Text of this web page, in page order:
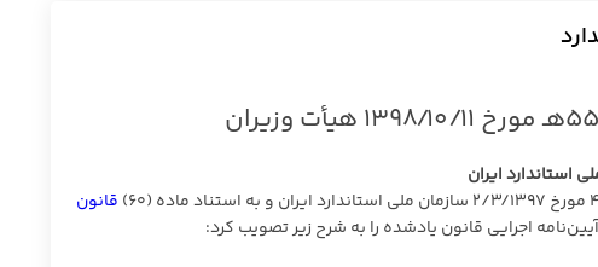
استاندارد ایران
قانون
آیین‌نامه اجرایی قانون یادشده را به شرح زیر تصویب کرد: